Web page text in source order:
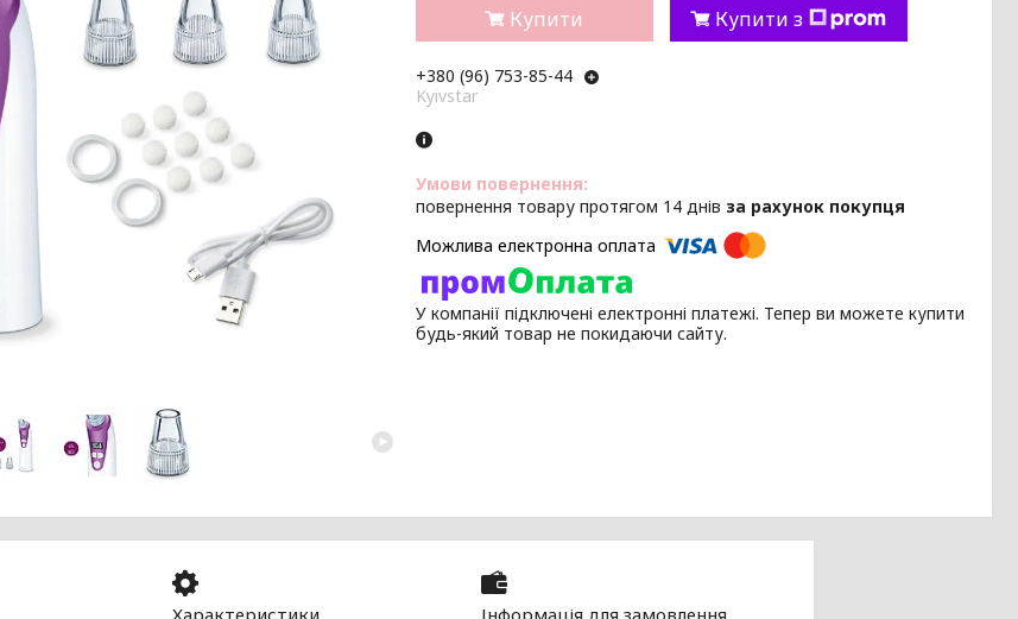
Купити Купити з
+380 (96) 753-85-44
Kyivstar
повернення товару протягом 14 днів за рахунок покупця
У компанії підключені електронні платежі. Тепер ви можете купити
будь-який товар не покидаючи сайту.
Характеристики Інформація для замовлення